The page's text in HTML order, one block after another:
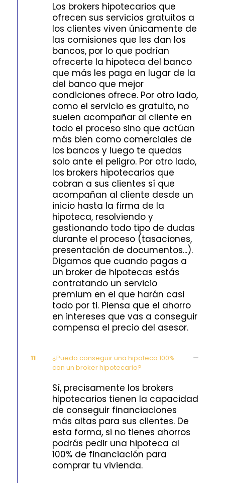
Los brokers hipotecarios que
ofrecen sus servicios gratuitos a
los clientes viven únicamente de
las comisiones que les dan los
bancos, por lo que podrían
ofrecerte la hipoteca del banco
que más les paga en lugar de la
del banco que mejor
condiciones ofrece. Por otro lado,
como el servicio es gratuito, no
suelen acompañar al cliente en
todo el proceso sino que actúan
más bien como comerciales de
los bancos y luego te quedas
solo ante el peligro. Por otro lado,
los brokers hipotecarios que
cobran a sus clientes sí que
acompañan al cliente desde un
inicio hasta la firma de la
hipoteca, resolviendo y
gestionando todo tipo de dudas
durante el proceso (tasaciones,
presentación de documentos...).
Digamos que cuando pagas a
un broker de hipotecas estás
contratando un servicio
premium en el que harán casi
todo por ti. Piensa que el ahorro
en intereses que vas a conseguir
compensa el precio del asesor.
11
¿Puedo conseguir una hipoteca 100%
con un broker hipotecario?
Sí, precisamente los brokers
hipotecarios tienen la capacidad
de conseguir financiaciones
más altas para sus clientes. De
esta forma, si no tienes ahorros
podrás pedir una hipoteca al
100% de financiación para
comprar tu vivienda.